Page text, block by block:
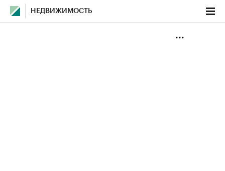
НЕДВИЖИМОСТЬ